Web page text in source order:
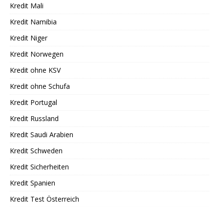
Kredit Mali
Kredit Namibia
Kredit Niger
Kredit Norwegen
Kredit ohne KSV
Kredit ohne Schufa
Kredit Portugal
Kredit Russland
Kredit Saudi Arabien
Kredit Schweden
Kredit Sicherheiten
Kredit Spanien
Kredit Test Österreich